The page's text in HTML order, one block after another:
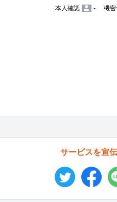
本人確認
- 機
サービスを宣